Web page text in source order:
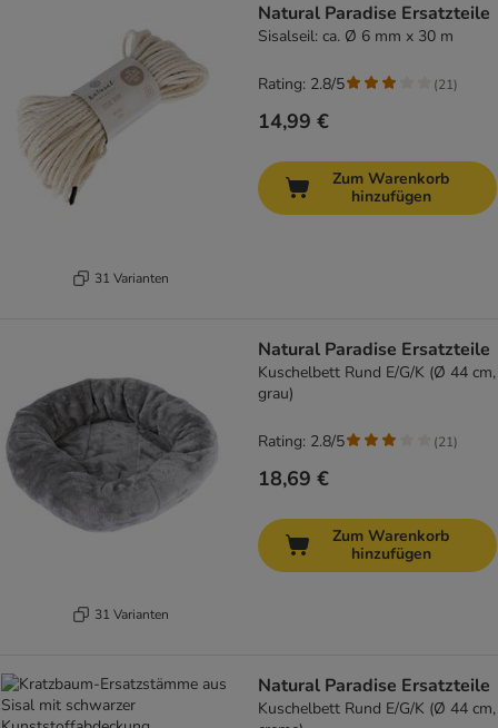
31 Varianten
Natural Paradise Ersatzteile
Sisalseil: ca. Ø 6 mm x 30 m
14,99 €
Rating: 2.8/5 (21)
Zum Warenkorb
hinzufügen
31 Varianten
Natural Paradise Ersatzteile
Kuschelbett Rund E/G/K (Ø 44 cm,
grau)
18,69 €
Rating: 2.8/5 (21)
Zum Warenkorb
hinzufügen
Natural Paradise Ersatzteile
Kuschelbett Rund E/G/K (Ø 44 cm,